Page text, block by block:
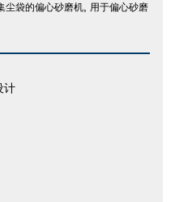
尘袋的偏心砂磨机, 用于偏心砂磨
计